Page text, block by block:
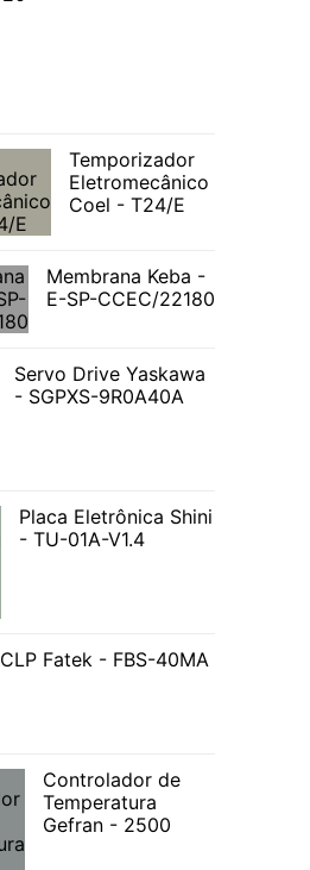
Temporizador
Eletromecânico
Coel - T24/E
Membrana Keba -
E-SP-CCEC/22180
Servo Drive Yaskawa
- SGPXS-9R0A40A
Placa Eletrônica Shini
- TU-01A-V1.4
CLP Fatek - FBS-40MA
Controlador de
Temperatura
Gefran - 2500